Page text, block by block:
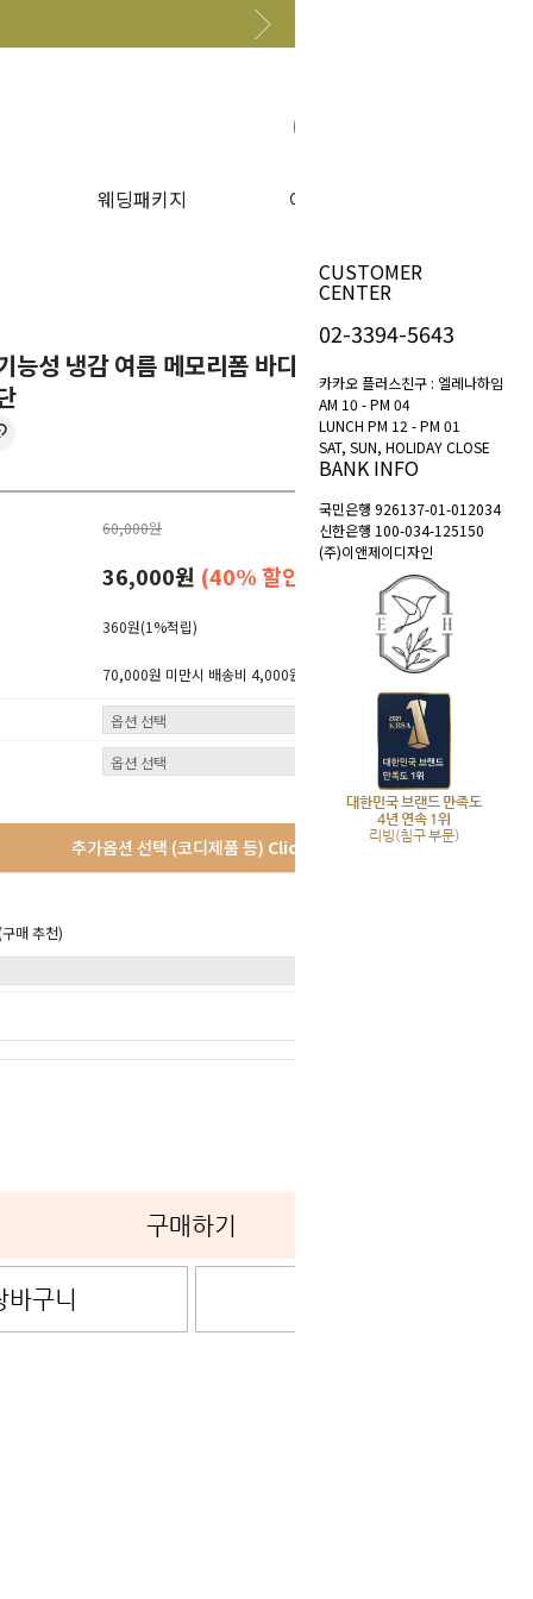
CUSTOMER
CENTER
02-3394-5643
카카오 플러스친구 : 엘레나하임
AM 10 - PM 04
LUNCH PM 12 - PM 01
SAT, SUN, HOLIDAY CLOSE
BANK INFO
국민은행 926137-01-012034
신한은행 100-034-125150
(주)이앤제이디자인
대한민국 브랜드 만족도
4년 연속 1위
리빙(침구 부문)
웨딩패키지
이벤트
능성 냉감 여름 메모리폼 바디필로우
60,000원
36,000원 (40% 할인)
360원(1%적립)
70,000원 미만시 배송비 4,000원 (산간지역 3,000원 추가)
추가옵션 선택 (코디제품 등) Click!
매 추천)
구매하기
바구니